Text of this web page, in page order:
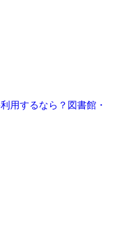
用するなら？図書館・